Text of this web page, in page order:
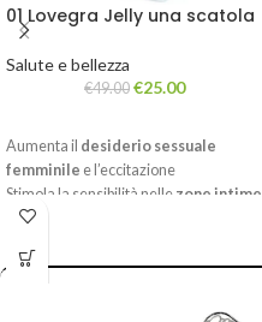
01 Lovegra Jelly una scatola
da 7 bustine
Salute e bellezza
€49.00 €25.00
Aumenta il desiderio sessuale
femminile e l’eccitazione
Stimola la sensibilità nelle zone intime
della donna
ledonne